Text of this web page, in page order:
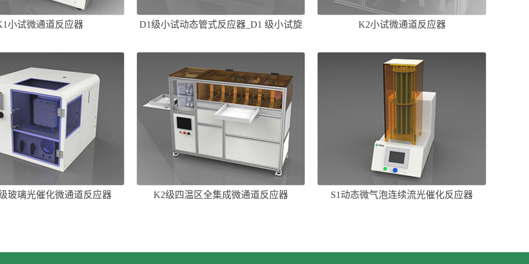
小试微通道反应器
D1级小试动态管式反应器_D1 级小试旋
K2小试微通道反应器
玻璃光催化微通道反应器 K2级四温区全集成微通道反应器 S1动态微气泡连续流光催化反应器